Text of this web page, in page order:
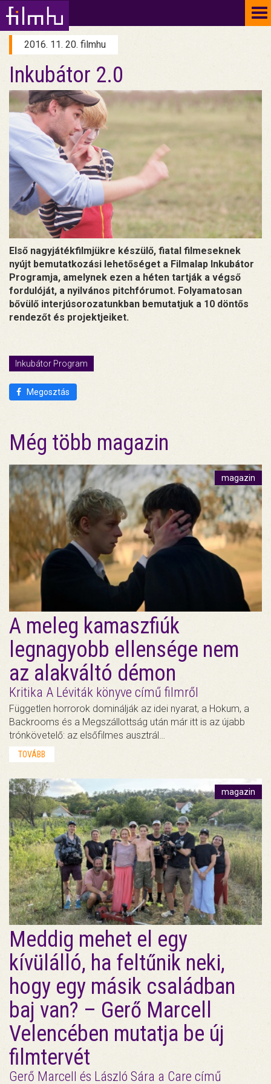
2016. 11. 20. filmhu
Inkubátor 2.0
Első nagyjátékfilmjükre készülő, fiatal filmeseknek
nyújt bemutatkozási lehetőséget a Filmalap Inkubátor
Programja, amelynek ezen a héten tartják a végső
fordulóját, a nyilvános pitchfórumot. Folyamatosan
bővülő interjúsorozatunkban bemutatjuk a 10 döntős
rendezőt és projektjeiket.
Inkubátor Program
Megosztás
Még több magazin
magazin
A meleg kamaszfiúk
legnagyobb ellensége nem
az alakváltó démon
Kritika A Léviták könyve című filmről
Független horrorok dominálják az idei nyarat, a Hokum, a
Backrooms és a Megszállottság után már itt is az újabb
trónkövetelő: az elsőfilmes ausztrál…
TOVÁBB
magazin
Meddig mehet el egy
kívülálló, ha feltűnik neki,
hogy egy másik családban
baj van? – Gerő Marcell
Velencében mutatja be új
filmtervét
Gerő Marcell és László Sára a Care című